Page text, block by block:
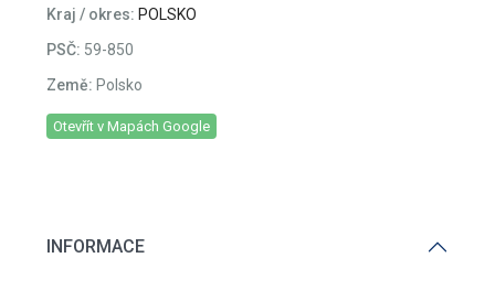
Kraj / okres: POLSKO
PSČ: 59-850
Země: Polsko
Otevřít v Mapách Google
INFORMACE